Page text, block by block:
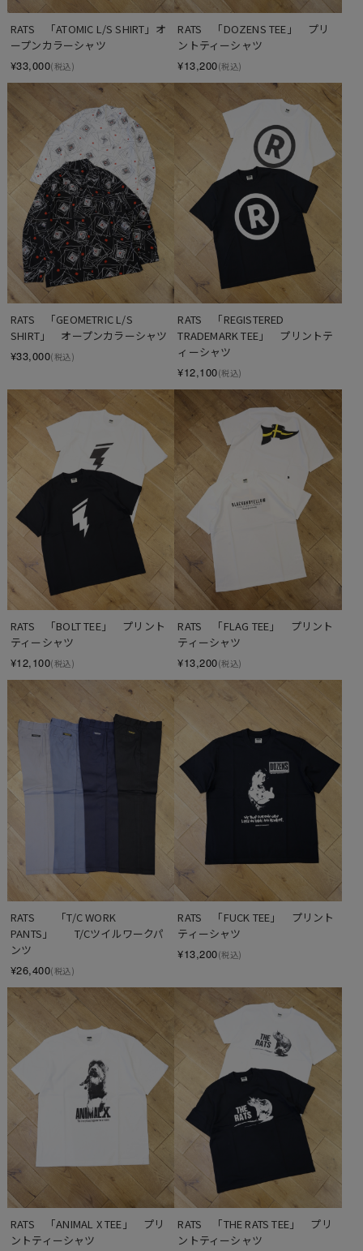
RATS　「ATOMIC L/S SHIRT」オ
ープンカラーシャツ
¥33,000(税込)
RATS　「DOZENS TEE」　プリ
ントティーシャツ
¥13,200(税込)
RATS　「GEOMETRIC L/S
SHIRT」　オープンカラーシャツ
¥33,000(税込)
RATS　「REGISTERED
TRADEMARK TEE」　プリントテ
ィーシャツ
¥12,100(税込)
RATS　「BOLT TEE」　プリント
ティーシャツ
¥12,100(税込)
RATS　「FLAG TEE」　プリント
ティーシャツ
¥13,200(税込)
RATS　　「T/C WORK
PANTS」　　T/Cツイルワークパ
ンツ
¥26,400(税込)
RATS　「FUCK TEE」　プリント
ティーシャツ
¥13,200(税込)
RATS　「ANIMAL X TEE」　プリ
ントティーシャツ
RATS　「THE RATS TEE」　プリ
ントティーシャツ